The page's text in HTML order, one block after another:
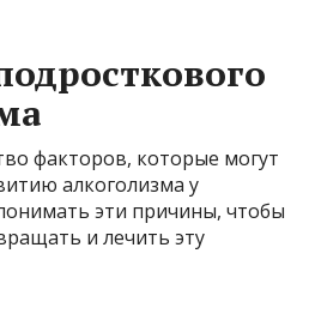
факторов, которые могут
алкоголизма у
эти причины, чтобы
и лечить эту